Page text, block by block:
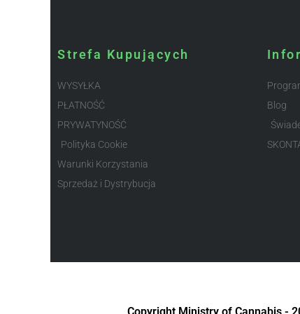
Strefa Kupujących
WYSYŁKA
PŁATNOŚĆ
PRYWATYNOŚĆ
Polityka Cookie
Warunki Korzystania
Sprzedaż i Dystrybucja
Blog